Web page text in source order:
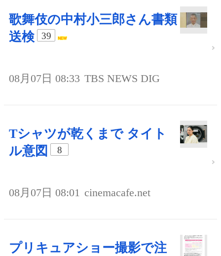
歌舞伎の中村小三郎さん書類
送検
39
08月07日 08:33 TBS NEWS DIG
Tシャツが乾くまで タイト
ル意図
8
08月07日 08:01 cinemacafe.net
プリキュアショー撮影で注